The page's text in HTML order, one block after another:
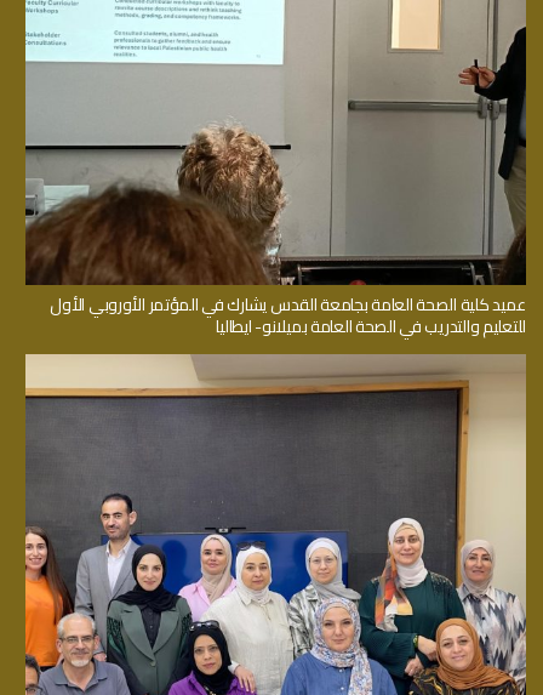
عميد كلية الصحة العامة بجامعة القدس يشارك في المؤتمر الأوروبي الأول
للتعليم والتدريب في الصحة العامة بميلانو- ايطاليا